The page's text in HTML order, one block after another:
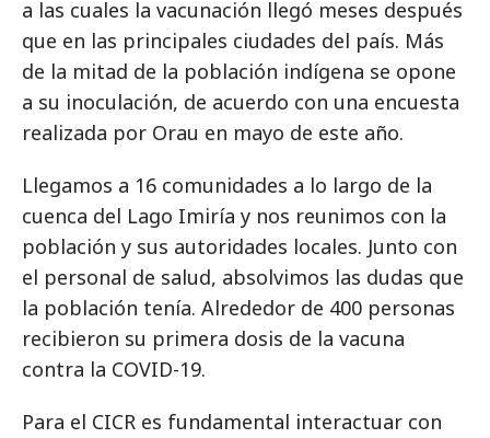
a las cuales la vacunación llegó meses después
que en las principales ciudades del país. Más
de la mitad de la población indígena se opone
a su inoculación, de acuerdo con una encuesta
realizada por Orau en mayo de este año.
Llegamos a 16 comunidades a lo largo de la
cuenca del Lago Imiría y nos reunimos con la
población y sus autoridades locales. Junto con
el personal de salud, absolvimos las dudas que
la población tenía. Alrededor de 400 personas
recibieron su primera dosis de la vacuna
contra la COVID-19.
Para el CICR es fundamental interactuar con